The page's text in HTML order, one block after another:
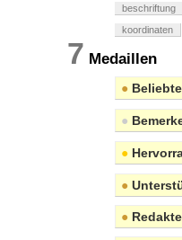
beschriftung
koordinaten
7
●
●
●
●
●